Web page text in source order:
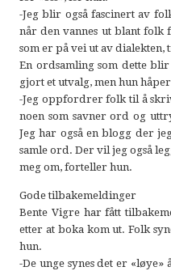
-Jeg blir også fascinert av
når den vannes ut blant folk
som er på vei ut av dialekten,
En ordsamling som dette
gjort et utvalg, men hun
-Jeg oppfordrer folk til å
noen som savner ord og
Jeg har også en blogg der
samle ord. Der vil jeg også
meg om, forteller hun.
Gode tilbakemeldinger
Bente Vigre har fått
etter at boka kom ut. Folk
hun.
-De unge synes det er